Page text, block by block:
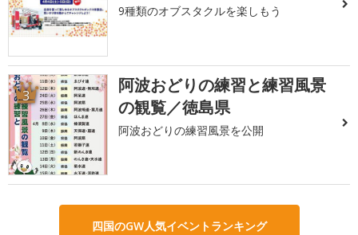
9種類のオブスタクルを楽しもう
3
阿波おどりの練習と練習風景
の観覧／徳島県
阿波おどりの練習風景を公開
四国のGW人気イベントランキング